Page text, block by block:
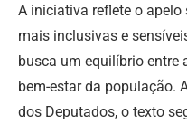
A iniciativa reflete o
mais inclusivas e
busca um equilíbrio entre
bem-estar da população.
dos Deputados, o texto